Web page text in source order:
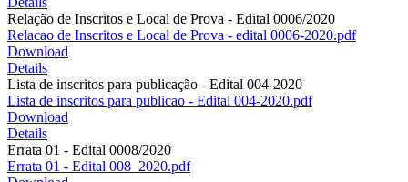
Relação de Inscritos e Local de Prova - Edital 0006/2020
Relacao de Inscritos e Local de Prova - edital 0006-2020.pdf
Download
Details
Lista de inscritos para publicação - Edital 004-2020
Lista de inscritos para publicao - Edital 004-2020.pdf
Download
Details
Errata 01 - Edital 0008/2020
Errata 01 - Edital 008_2020.pdf